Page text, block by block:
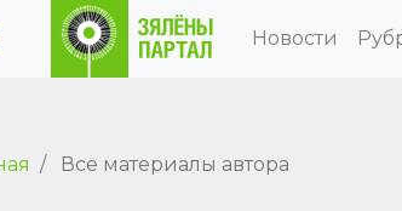
Новости
Все материалы автора